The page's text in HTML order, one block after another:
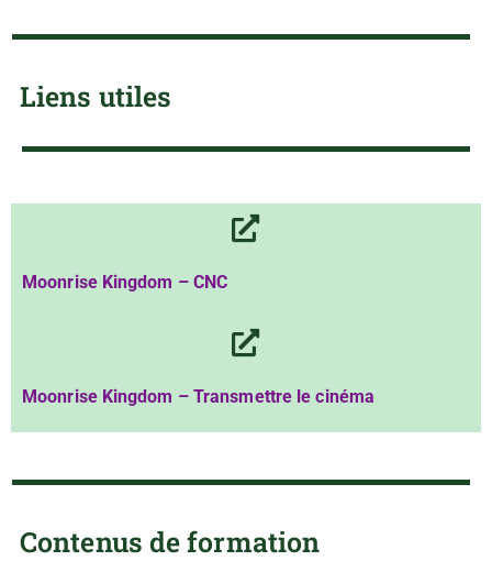
Liens utiles
Moonrise Kingdom – CNC
Moonrise Kingdom – Transmettre le cinéma
Contenus de formation